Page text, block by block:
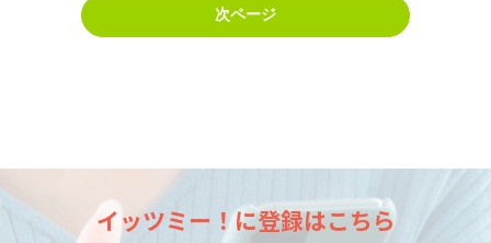
次ページ
イッツミー！に登録はこちら